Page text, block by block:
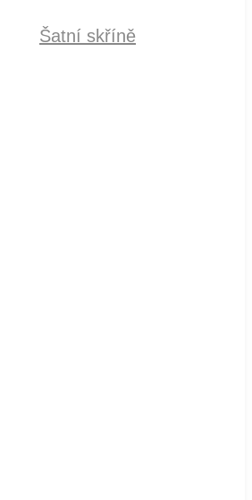
Šatní skříně